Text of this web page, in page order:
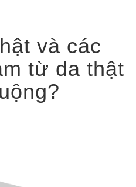
và các
từ da thật